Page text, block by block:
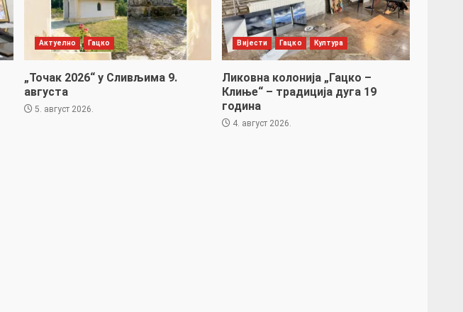
Актуелно Гацко
„Точак 2026“ у Сливљима 9.
августа
5. август 2026.
Вијести Гацко Култура
Ликовна колонија „Гацко –
Клиње“ – традиција дуга 19
година
4. август 2026.